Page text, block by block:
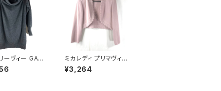
ーヴィー GALE
ニット ウール1
モローランド
ミカレディ プリマヴィス
タ MICALADY PRIMA
VISTA カーディガン 長
¥3,264